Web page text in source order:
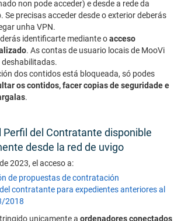
non pode acceder) e desde a rede da
Se precisas acceder desde o exterior deberás
unha VPN.
identificarte mediante oacceso
. As contas de usuario locais de MooVi
deshabilitadas.
dos contidos está bloqueada, só podes
os contidos, facer copias de seguridade e
.
Perfil del Contratante disponible
desde la red de uvigo
2023, el acceso a:
de propuestas de contratación
contratante para expedientes anteriores al
2018
unicamente a ordenadores conectados